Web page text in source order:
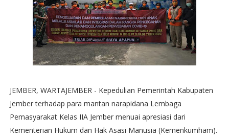
JEMBER, WARTAJEMBER - Kepedulian Pemerintah Kabupaten
Jember terhadap para mantan narapidana Lembaga
Pemasyarakat Kelas IIA Jember menuai apresiasi dari
Kementerian Hukum dan Hak Asasi Manusia (Kemenkumham).